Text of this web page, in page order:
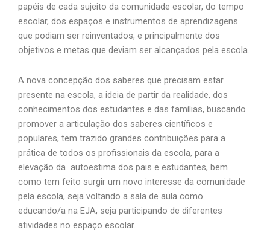
papéis de cada sujeito da comunidade escolar, do tempo
escolar, dos espaços e instrumentos de aprendizagens
que podiam ser reinventados, e principalmente dos
objetivos e metas que deviam ser alcançados pela escola.
A nova concepção dos saberes que precisam estar
presente na escola, a ideia de partir da realidade, dos
conhecimentos dos estudantes e das famílias, buscando
promover a articulação dos saberes científicos e
populares, tem trazido grandes contribuições para a
prática de todos os profissionais da escola, para a
elevação da autoestima dos pais e estudantes, bem
como tem feito surgir um novo interesse da comunidade
pela escola, seja voltando a sala de aula como
educando/a na EJA, seja participando de diferentes
atividades no espaço escolar.